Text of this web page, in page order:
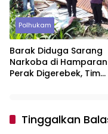
Polhukam
Barak Diduga Sarang
Narkoba di Hamparan
Perak Digerebek, Tim
Tinggalkan